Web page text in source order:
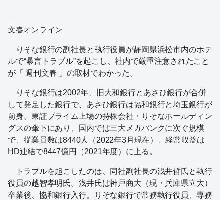
文春オンライン
りそな銀行の副社長と執行役員が静岡県浜松市内のホテ
ルで“暴言トラブル”を起こし、社内で厳重注意されたこと
が「 週刊文春 」の取材でわかった。
りそな銀行は2002年、旧大和銀行とあさひ銀行が合併
して発足した銀行で、あさひ銀行は協和銀行と埼玉銀行が
前身。東証プライム上場の持株会社・りそなホールディン
グスの傘下にあり、国内では三大メガバンクに次ぐ規模
で、従業員数は8440人（2022年3月現在）、経常収益は
HD連結で8447億円（2021年度）に上る。
トラブルを起こしたのは、同社副社長の浅井哲氏と執行
役員の越智孝明氏。浅井氏は神戸商大（現・兵庫県立大）
卒業後、協和銀行入行。りそな銀行で常務執行役員、専務